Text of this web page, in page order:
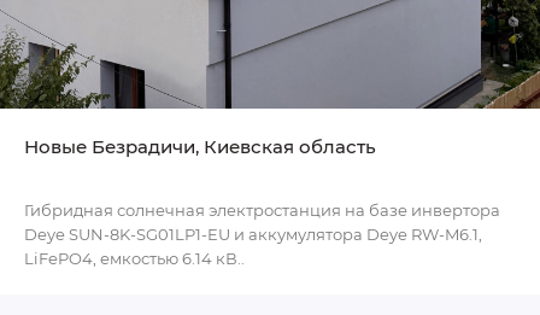
Новые Безрадичи, Киевская область
Гибридная солнечная электростанция на базе инвертора
Deye SUN-8K-SG01LP1-EU и аккумулятора Deye RW-M6.1,
LiFePO4, емкостью 6.14 кВ..